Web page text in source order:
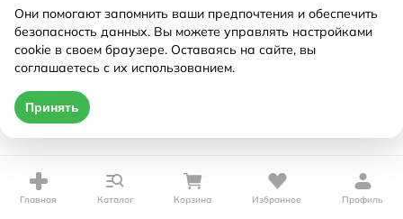
Главная Каталог Корзина Избранное Профиль
Они помогают запомнить ваши предпочтения и обеспечить
безопасность данных. Вы можете управлять настройками
cookie в своем браузере. Оставаясь на сайте, вы
соглашаетесь с их использованием.
Принять